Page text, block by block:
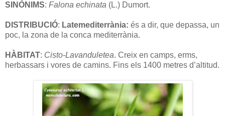
SINÒNIMS: Falona echinata (L.) Dumort.
DISTRIBUCIÓ: Latemediterrània: és a dir, que depassa, un
poc, la zona de la conca mediterrània.
HÀBITAT: Cisto-Lavanduletea. Creix en camps, erms,
herbassars i vores de camins. Fins els 1400 metres d’altitud.